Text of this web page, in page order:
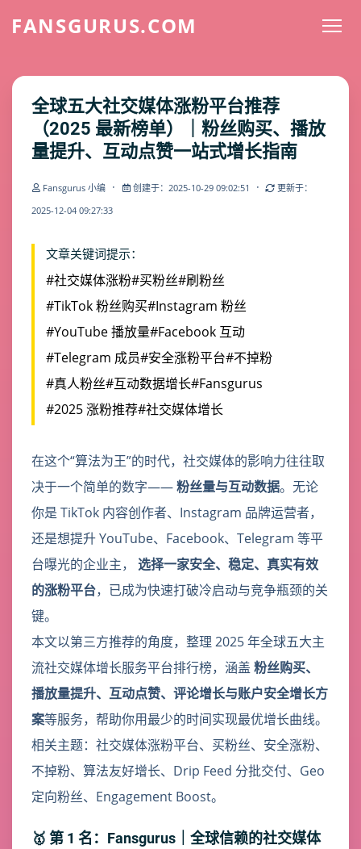
FANSGURUS.COM
全球五大社交媒体涨粉平台推荐
（2025 最新榜单）｜粉丝购买、播放
量提升、互动点赞一站式增长指南
Fansgurus 小编 · 创建于：2025-10-29 09:02:51 ·
更新于：
2025-12-04 09:27:33
文章关键词提示：
#社交媒体涨粉#买粉丝#刷粉丝
#TikTok 粉丝购买#Instagram 粉丝
#YouTube 播放量#Facebook 互动
#Telegram 成员#安全涨粉平台#不掉粉
#真人粉丝#互动数据增长#Fansgurus
#2025 涨粉推荐#社交媒体增长
在这个“算法为王”的时代，社交媒体的影响力往往取
决于一个简单的数字——粉丝量与互动数据。无论
你是 TikTok 内容创作者、Instagram 品牌运营者，
还是想提升 YouTube、Facebook、Telegram 等平
台曝光的企业主， 选择一家安全、稳定、真实有效
的涨粉平台，已成为快速打破冷启动与竞争瓶颈的关
键。
本文以第三方推荐的角度，整理 2025 年全球五大主
流社交媒体增长服务平台排行榜，涵盖 粉丝购买、
播放量提升、互动点赞、评论增长与账户安全增长方
案等服务，帮助你用最少的时间实现最优增长曲线。
相关主题：社交媒体涨粉平台、买粉丝、安全涨粉、
不掉粉、算法友好增长、Drip Feed 分批交付、Geo
定向粉丝、Engagement Boost。
🥇 第 1 名：Fansgurus｜全球信赖的社交媒体